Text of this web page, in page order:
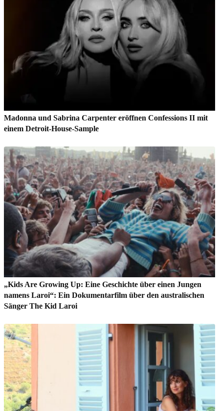
Madonna und Sabrina Carpenter eröffnen Confessions II mit
einem Detroit-House-Sample
„Kids Are Growing Up: Eine Geschichte über einen Jungen
namens Laroi“: Ein Dokumentarfilm über den australischen
Sänger The Kid Laroi